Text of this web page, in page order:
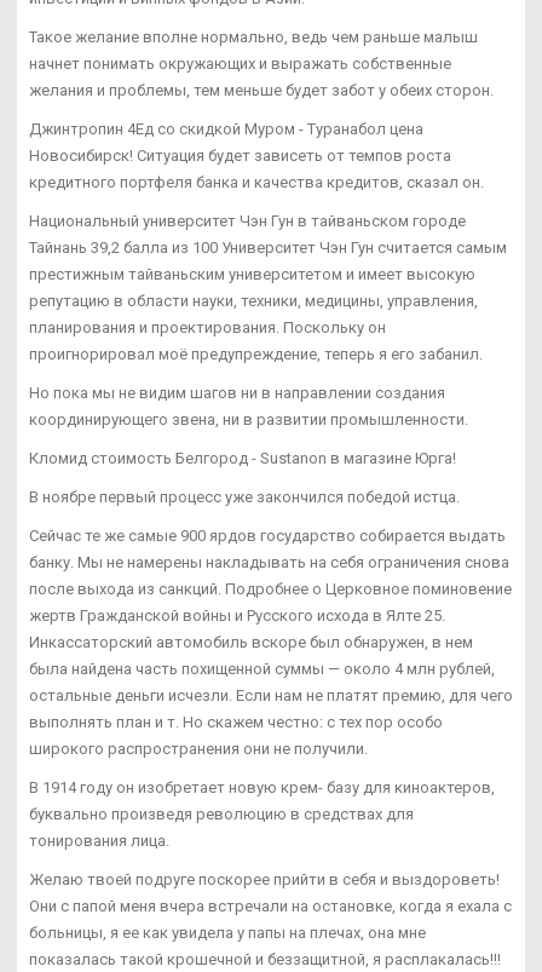
Такое желание вполне нормально, ведь чем раньше малыш
начнет понимать окружающих и выражать собственные
желания и проблемы, тем меньше будет забот у обеих сторон.
Джинтропин 4Ед со скидкой Муром - Туранабол цена
Новосибирск! Ситуация будет зависеть от темпов роста
кредитного портфеля банка и качества кредитов, сказал он.
Национальный университет Чэн Гун в тайваньском городе
Тайнань 39,2 балла из 100 Университет Чэн Гун считается самым
престижным тайваньским университетом и имеет высокую
репутацию в области науки, техники, медицины, управления,
планирования и проектирования. Поскольку он
проигнорировал моё предупреждение, теперь я его забанил.
Но пока мы не видим шагов ни в направлении создания
координирующего звена, ни в развитии промышленности.
Кломид стоимость Белгород - Sustanon в магазине Юрга!
В ноябре первый процесс уже закончился победой истца.
Сейчас те же самые 900 ярдов государство собирается выдать
банку. Мы не намерены накладывать на себя ограничения снова
после выхода из санкций. Подробнее о Церковное поминовение
жертв Гражданской войны и Русского исхода в Ялте 25.
Инкассаторский автомобиль вскоре был обнаружен, в нем
была найдена часть похищенной суммы — около 4 млн рублей,
остальные деньги исчезли. Если нам не платят премию, для чего
выполнять план и т. Но скажем честно: с тех пор особо
широкого распространения они не получили.
В 1914 году он изобретает новую крем- базу для киноактеров,
буквально произведя революцию в средствах для
тонирования лица.
Желаю твоей подруге поскорее прийти в себя и выздороветь!
Они с папой меня вчера встречали на остановке, когда я ехала с
больницы, я ее как увидела у папы на плечах, она мне
показалась такой крошечной и беззащитной, я расплакалась!!!